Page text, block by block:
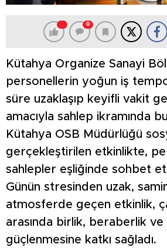
0
Kütahya Organize Sanayi
personellerin yoğun iş
süre uzaklaşıp keyifli vakit
amacıyla sahlep ikramında
Kütahya OSB Müdürlüğü
gerçekleştirilen etkinlikte,
sahlepler eşliğinde sohbet
Günün stresinden uzak,
atmosferde geçen etkinlik,
arasında birlik, beraberlik
güçlenmesine katkı sağladı.